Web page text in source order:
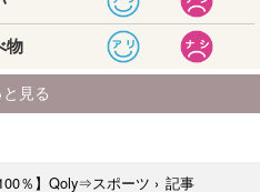
％】Qoly⇒スポーツ › 記事